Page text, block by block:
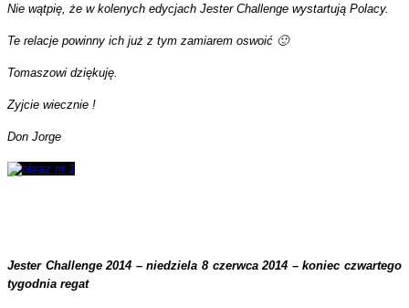
Nie wątpię, że w kolenych edycjach Jester Challenge wystartują Polacy.
Te relacje powinny ich już z tym zamiarem oswoić 🙂
Tomaszowi dziękuję.
Zyjcie wiecznie !
Don Jorge
Jester Challenge 2014 – niedziela 8 czerwca 2014 – koniec czwartego
tygodnia regat